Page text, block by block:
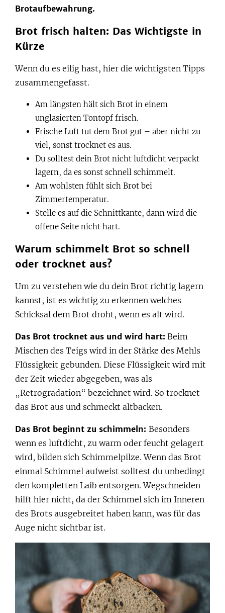
Brotaufbewahrung.
Brot frisch halten: Das Wichtigste in
Kürze
Wenn du es eilig hast, hier die wichtigsten Tipps
zusammengefasst.
Am längsten hält sich Brot in einem
unglasierten Tontopf frisch.
Frische Luft tut dem Brot gut – aber nicht zu
viel, sonst trocknet es aus.
Du solltest dein Brot nicht luftdicht verpackt
lagern, da es sonst schnell schimmelt.
Am wohlsten fühlt sich Brot bei
Zimmertemperatur.
Stelle es auf die Schnittkante, dann wird die
offene Seite nicht hart.
Warum schimmelt Brot so schnell
oder trocknet aus?
Um zu verstehen wie du dein Brot richtig lagern
kannst, ist es wichtig zu erkennen welches
Schicksal dem Brot droht, wenn es alt wird.
Das Brot trocknet aus und wird hart: Beim
Mischen des Teigs wird in der Stärke des Mehls
Flüssigkeit gebunden. Diese Flüssigkeit wird mit
der Zeit wieder abgegeben, was als
„Retrogradation“ bezeichnet wird. So trocknet
das Brot aus und schmeckt altbacken.
Das Brot beginnt zu schimmeln: Besonders
wenn es luftdicht, zu warm oder feucht gelagert
wird, bilden sich Schimmelpilze. Wenn das Brot
einmal Schimmel aufweist solltest du unbedingt
den kompletten Laib entsorgen. Wegschneiden
hilft hier nicht, da der Schimmel sich im Inneren
des Brots ausgebreitet haben kann, was für das
Auge nicht sichtbar ist.